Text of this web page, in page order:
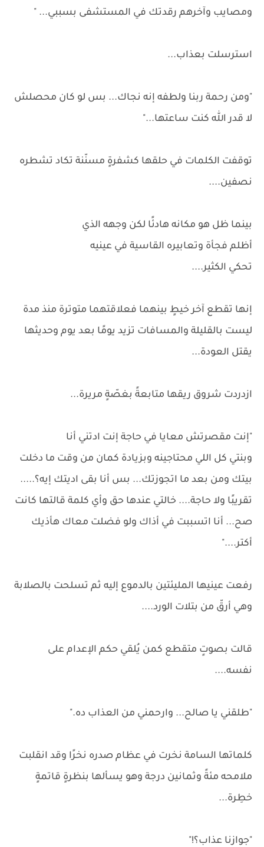
ومصايب وآخرهم رقدتك في المستشفى بسببي... "
استرسلت بعذاب...
"ومن رحمة ربنا ولطفه إنه نجاك... بس لو كان محصلش
لا قدر الله كنت ساعتها..."
توقفت الكلمات في حلقها كشفرةٍ مسنّنة تكاد تشطره
نصفين....
بينما ظل هو مكانه هادئًا لكن وجهه الذي
أظلم فجأة وتعابيره القاسية في عينيه
تحكي الكثير....
إنها تقطع آخر خيطٍ بينهما فعلاقتهما متوترة منذ مدة
ليست بالقليلة والمسافات تزيد يومًا بعد يوم وحديثها
يقتل العودة...
ازدردت شروق ريقها متابعةً بغصّةٍ مريرة...
"إنت مقصرتش معايا في حاجة إنت ادتني أنا
وبنتي كل اللي محتاجينه وبزيادة كمان من وقت ما دخلت
بيتك ومن بعد ما اتجوزتك... بس أنا بقى اديتك إيه؟.....
تقريبًا ولا حاجة.... خالتي عندها حق وأي كلمة قالتها كانت
صح... أنا اتسببت في أذاك ولو فضلت معاك هأذيك
أكتر...."
رفعت عينيها المليئتين بالدموع إليه ثم تسلحت بالصلابة
وهي أرقّ من بتلات الورد....
قالت بصوتٍ متقطع كمن يُلقي حكم الإعدام على
نفسه....
"طلقني يا صالح... وارحمني من العذاب ده."
كلماتها السامة نخرت في عظام صدره نخرًا وقد انقلبت
ملامحه مئةً وثمانين درجة وهو يسألها بنظرةٍ قاتمةٍ
خطِرة...
"جوازنا عذاب؟!"